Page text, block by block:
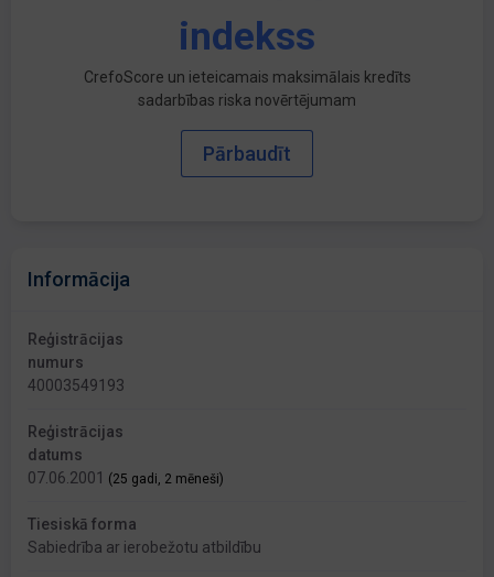
indekss
CrefoScore un ieteicamais maksimālais kredīts
sadarbības riska novērtējumam
Pārbaudīt
Informācija
Reģistrācijas
numurs
40003549193
Reģistrācijas
datums
07.06.2001 (25 gadi, 2 mēneši)
Tiesiskā forma
Sabiedrība ar ierobežotu atbildību